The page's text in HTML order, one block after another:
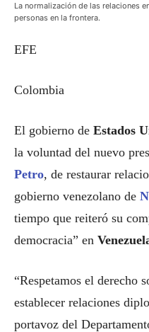
La normalización de las relaciones
personas en la frontera.
EFE
Colombia
El gobierno de Estados
la voluntad del nuevo
Petro, de restaurar
gobierno venezolano de
tiempo que reiteró su
democracia” en
“Respetamos el derecho
establecer relaciones
portavoz del